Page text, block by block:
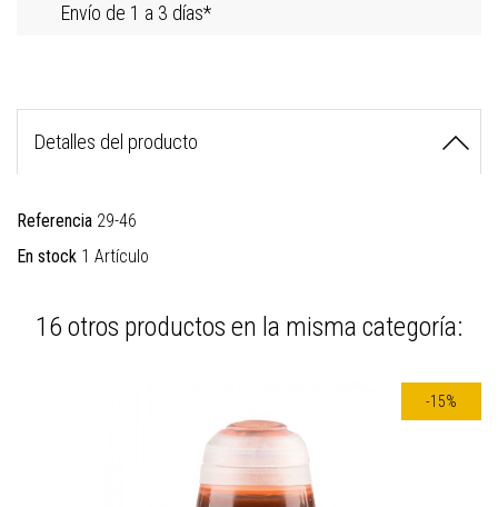
Envío de 1 a 3 días*
Detalles del producto
Referencia 29-46
En stock 1 Artículo
16 otros productos en la misma categoría:
-15%